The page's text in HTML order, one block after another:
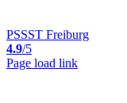
PSSST Freiburg
4.9/5
Page load link